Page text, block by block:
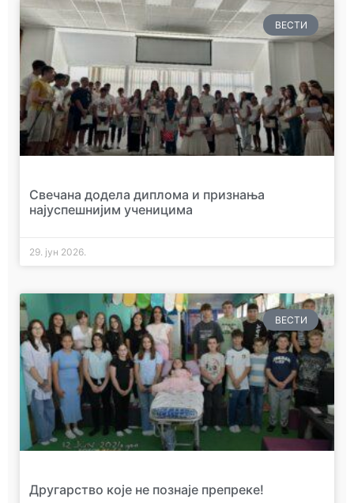
ВЕСТИ
Свечана додела диплома и признања
најуспешнијим ученицима
29. јун 2026.
ВЕСТИ
Другарство које не познаје препреке!